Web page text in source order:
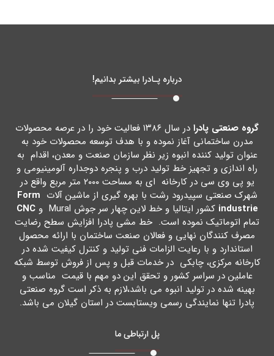
درباره پـادرا بیشتر بدانیم!
گروه صنعتی پادرا
در سال ۱۳۸۶ فعالیت خود را در عرصه محصولات
مدرن ساختمانی آغاز نموده و با هدف توسعه محصولات خود به
عنوان تولید کننده انبوه زیر نظر سازمان صنعت و معدن، اقدام به
راه اندازي و تجهیز خط تولید درب و پنجره دوجداره آلومینیومی و
یو پی وي سی در کارخانه اي به مساحت ۲۰۰۰ متر مربع واقع در
شهرك صنعتی سپیدرود رشت با بهره گیري از ماشین آلات Form
industrie کشور ایتالیا و خط لاین چهار سر جوش Mural و
CNC
تمام اتوماتیک نموده است. خط مشی پادرا افزایش سطح رضایت
مصرف کنندگان نهایی و فعالان صنعت ساختمان با ارائه محصول
استاندارد و با رعایت الزامات فنی تولید و کنترل کیفیت شده در
کارخانه مرکزي، چابکی در خدمات قبل و پس از فروش توسط شبکه
عاملین در سراسر کشور و تحقق این دو مهم با قیمت مناسب و
بهینه شده در تولید انبوه می باشد،لازم به ذکر است گروه صنعتی
پادرا تنها نمایندگی رسمی ویستابست در استان گیلان می باشد.
پل ارتباطی ما